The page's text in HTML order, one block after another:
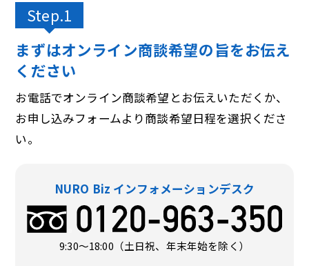
Step.1
まずはオンライン商談希望の旨をお伝え
ください
お電話でオンライン商談希望とお伝えいただくか、
お申し込みフォームより商談希望日程を選択くださ
い。
NURO Biz インフォメーションデスク
9:30〜18:00（土日祝、年末年始を除く）